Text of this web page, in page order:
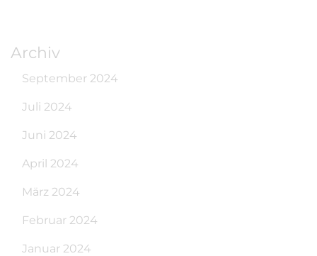
Archiv
September 2024
Juli 2024
Juni 2024
April 2024
März 2024
Februar 2024
Januar 2024